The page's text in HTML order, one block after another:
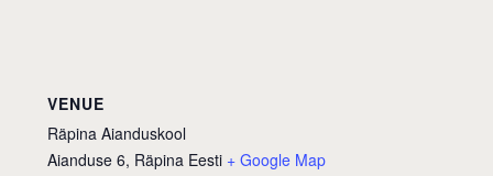
VENUE
Räpina Aianduskool
Aianduse 6, Räpina Eesti + Google Map